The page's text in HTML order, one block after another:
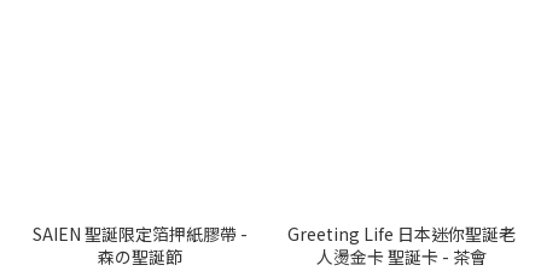
SAIEN 聖誕限定箔押紙膠帶 -
森の聖誕節
Greeting Life 日本迷你聖誕老
人燙金卡 聖誕卡 - 茶會